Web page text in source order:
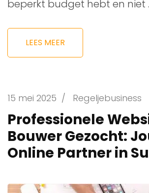
beperkt budget hebt en niet
LEES MEER
15 mei 2025 / Regeljebusiness
Professionele
Bouwer Gezocht:
Online Partner in